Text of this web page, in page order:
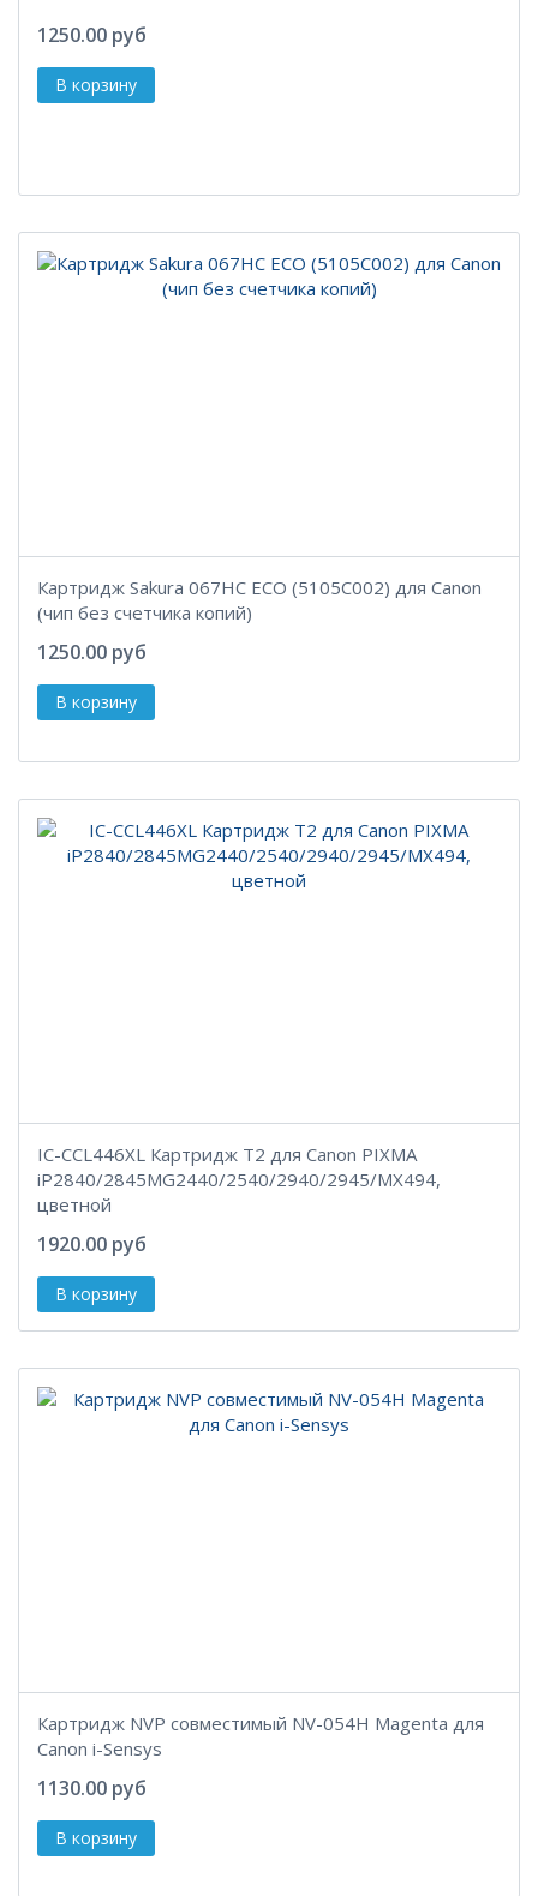
1250.00 руб
Картридж Sakura 067HC ECO (5105C002) для Canon
(чип без счетчика копий)
1250.00 руб
IC-CCL446XL Картридж T2 для Canon PIXMA
iP2840/2845MG2440/2540/2940/2945/MX494,
цветной
1920.00 руб
Картридж NVP совместимый NV-054H Magenta для
Canon i-Sensys
1130.00 руб